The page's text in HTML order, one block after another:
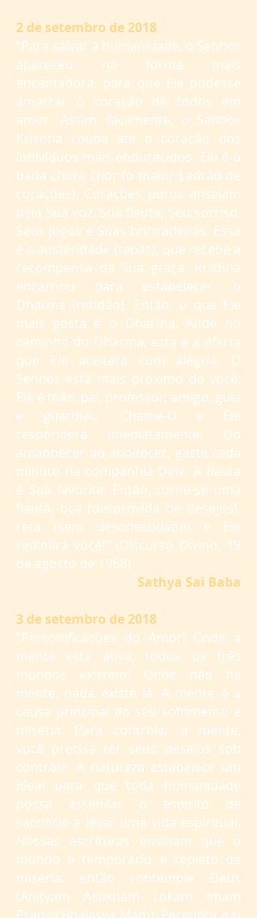
2 de setembro de 2018
“Para salvar a humanidade, o Senhor
apareceu na forma mais
encantadora, para que Ele pudesse
amarrar o coração de todos em
amor. Assim, facilmente, o Senhor
Krishna rouba até o coração dos
indivíduos mais endurecidos. Ele é o
bada chitta chor (o maior Ladrão de
corações). Corações puros anseiam
pela Sua voz, Sua flauta, Seu sorriso,
Seus jogos e Suas brincadeiras. Essa
é a austeridade (tapas), que recebe a
recompensa da Sua graça. Krishna
encarnou para estabelecer o
Dharma (retidão). Então, o que Ele
mais gosta é o Dharma. Ande no
caminho do Dharma; esta é a oferta
que Ele aceitará com alegria. O
Senhor está mais próximo de você;
Ele é mãe, pai, professor, amigo, guia
e guardião. Chame-O e Ele
responderá imediatamente. Do
amanhecer ao anoitecer, gaste cada
minuto na companhia Dele. A flauta
é Sua favorita. Então, torne-se uma
flauta, oca (desprovida de desejos),
reta (sem desonestidade) e Ele
redimirá você!” (Discurso Divino, 19
de agosto de 1968)
Sathya Sai Baba
3 de setembro de 2018
“Personificações do Amor! Onde a
mente está ativa, todos os três
mundos existem! Onde não há
mente, nada existe lá. A mente é a
causa principal do seu sofrimento e
miséria. Para controlar a mente,
você precisa ter seus desejos sob
controle. A natureza estabelece um
ideal para que toda humanidade
possa assimilar o espírito de
sacrifício e levar uma vida espiritual.
Nossas escrituras ensinam que o
mundo é temporário e repleto de
miséria, então contemple Deus
(Anityam Asukham Lokam Imam